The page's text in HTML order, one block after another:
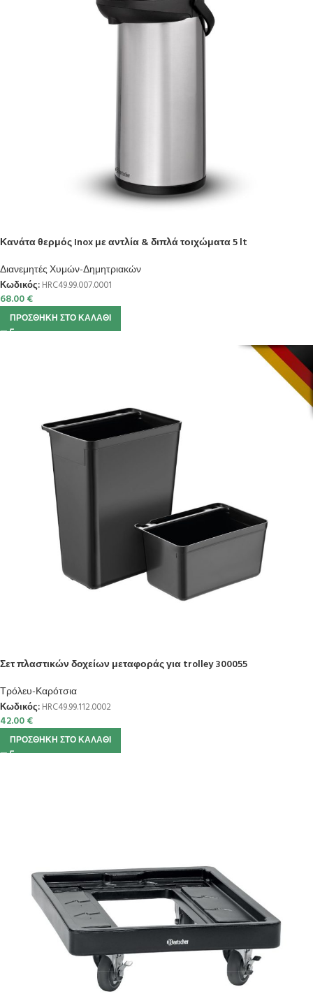
Κανάτα θερμός Inox με αντλία & διπλά τοιχώματα 5 lt
Διανεμητές Χυμών-Δημητριακών
Κωδικός: HRC49.99.007.0001
68.00€
ΠΡΟΣΘΉΚΗ ΣΤΟ ΚΑΛΆΘΙ
Σετ πλαστικών δοχείων μεταφοράς για trolley 300055
Τρόλευ-Καρότσια
Κωδικός: HRC49.99.112.0002
42.00€
ΠΡΟΣΘΉΚΗ ΣΤΟ ΚΑΛΆΘΙ